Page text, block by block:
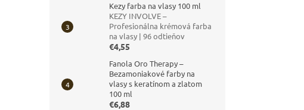
Kezy farba na vlasy 100 ml
KEZY INVOLVE –
Profesionálna krémová farba
na vlasy | 96 odtieňov
€4,55
Fanola Oro Therapy –
Bezamoniakové farby na
vlasy s keratínom a zlatom
100 ml
€6,88